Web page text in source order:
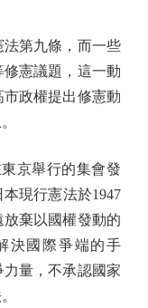
第九條，而一些
憲議題，這一動
政權提出修憲動
京舉行的集會發
現行憲法於1947
棄以國權發動的
決國際爭端的手
量，不承認國家